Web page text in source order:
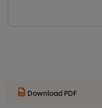
Download PDF